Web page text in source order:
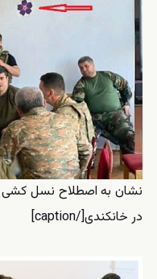
نشان به اصطلاح نسل کشی
در خانکندی[/caption]